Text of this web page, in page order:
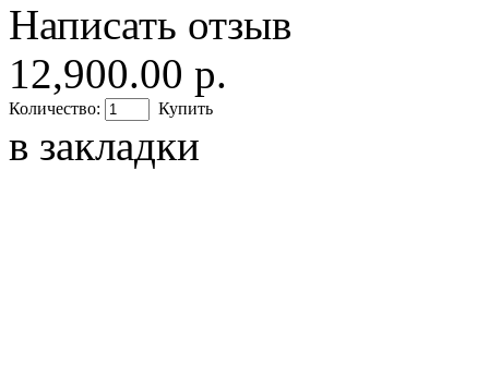
Написать отзыв
12,900.00 р.
Количество: Купить
в закладки